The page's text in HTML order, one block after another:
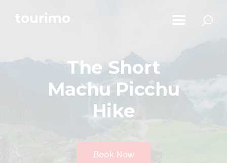
The Short
Machu Picchu
Hike
Book Now
Početna
Događaji
Mapa
Obavještenja
Kontakt